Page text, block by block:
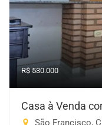
R$ 530.000
Casa à Venda
São Francisco,